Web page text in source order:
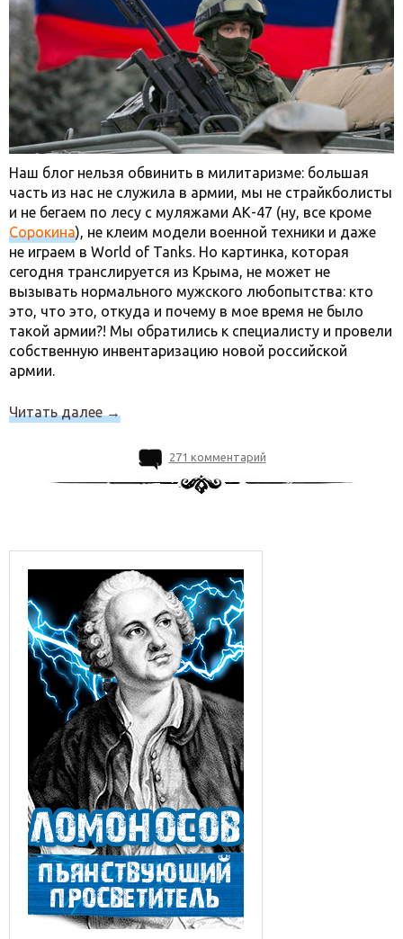
Наш блог нельзя обвинить в милитаризме: большая
часть из нас не служила в армии, мы не страйкболисты
и не бегаем по лесу с муляжами АК-47 (ну, все кроме
Сорокина), не клеим модели военной техники и даже
не играем в World of Tanks. Но картинка, которая
сегодня транслируется из Крыма, не может не
вызывать нормального мужского любопытства: кто
это, что это, откуда и почему в мое время не было
такой армии?! Мы обратились к специалисту и провели
собственную инвентаризацию новой российской
армии.
Читать далее→
271 комментарий